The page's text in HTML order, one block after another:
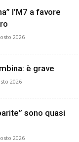
l’M7 a favore
2026
è grave
2026
sono quasi
2026